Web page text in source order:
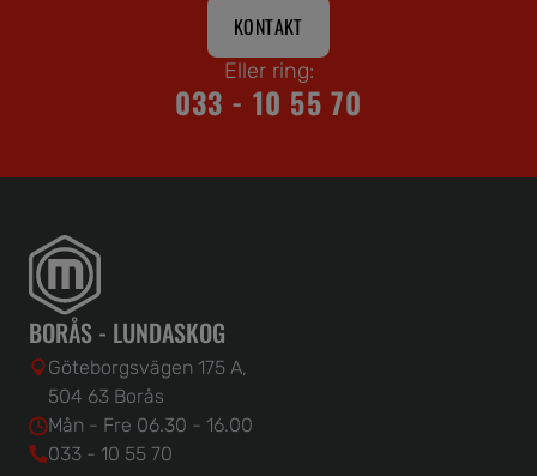
KONTAKT
Eller ring:
033 - 10 55 70
BORÅS - LUNDASKOG
Göteborgsvägen 175 A,
504 63 Borås
Mån - Fre 06.30 - 16.00
033 - 10 55 70